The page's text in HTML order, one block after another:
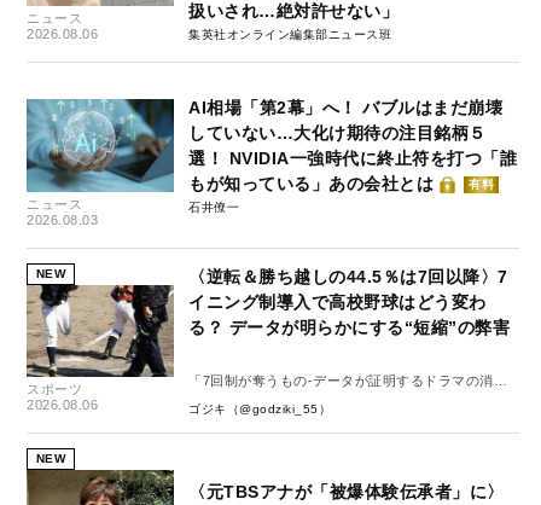
ニュース
2026.08.06
扱いされ…絶対許せない」
集英社オンライン編集部ニュース班
ニュース
2026.08.03
AI相場「第2幕」へ！ バブルはまだ崩壊
していない…大化け期待の注目銘柄５
選！ NVIDIA一強時代に終止符を打つ「誰
もが知っている」あの会社とは
有料
石井僚一
NEW
スポーツ
2026.08.06
〈逆転＆勝ち越しの44.5％は7回以降〉7
イニング制導入で高校野球はどう変わ
る？ データが明らかにする“短縮”の弊害
「7回制が奪うもの-データが証明するドラマの消
失-」
ゴジキ（@godziki_55）
NEW
〈元TBSアナが「被爆体験伝承者」に〉